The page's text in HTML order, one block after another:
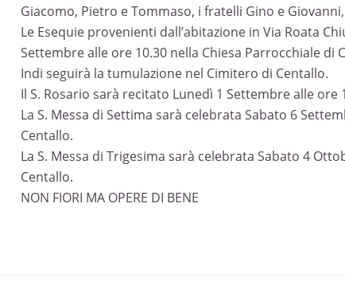
Giacomo, Pietro e Tommaso, i fratelli Gino e
Le Esequie provenienti dall’abitazione in Via Roata
Settembre alle ore 10.30 nella Chiesa Parrocchiale di
Indi seguirà la tumulazione nel Cimitero di Centallo.
Il S. Rosario sarà recitato Lunedì 1 Settembre alle ore
La S. Messa di Settima sarà celebrata Sabato 6
Centallo.
La S. Messa di Trigesima sarà celebrata Sabato 4
Centallo.
NON FIORI MA OPERE DI BENE